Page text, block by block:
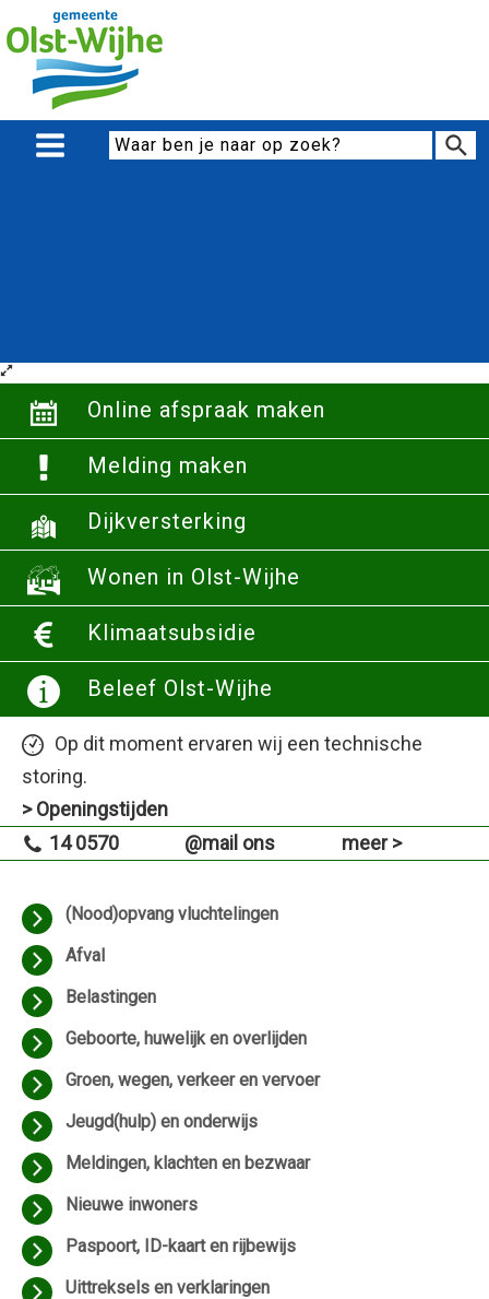
Online afspraak maken
Melding maken
Dijkversterking
Wonen in Olst-Wijhe
Klimaatsubsidie
Beleef Olst-Wijhe
Op dit moment ervaren wij een technische
storing.
> Openingstijden
14 0570
@mail ons meer >
(Nood)opvang vluchtelingen
Afval
Belastingen
Geboorte, huwelijk en overlijden
Groen, wegen, verkeer en vervoer
Jeugd(hulp) en onderwijs
Meldingen, klachten en bezwaar
Nieuwe inwoners
Paspoort, ID-kaart en rijbewijs
Uittreksels en verklaringen